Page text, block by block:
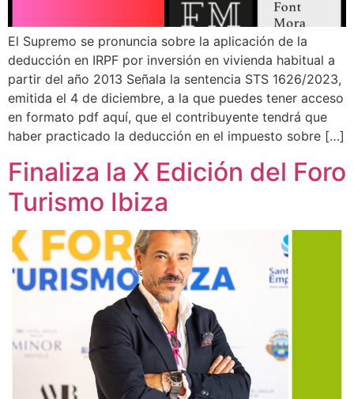
El Supremo se pronuncia sobre la aplicación de la
deducción en IRPF por inversión en vivienda habitual a
partir del año 2013 Señala la sentencia STS 1626/2023,
emitida el 4 de diciembre, a la que puedes tener acceso
en formato pdf aquí, que el contribuyente tendrá que
haber practicado la deducción en el impuesto sobre […]
Finaliza la X Edición del Foro
Turismo Ibiza